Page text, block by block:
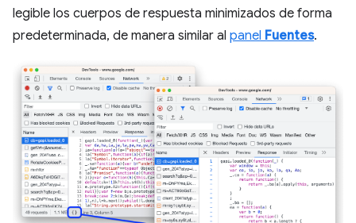
legible los cuerpos de respuesta minimizados de forma
predeterminada, de manera similar al panel Fuentes.